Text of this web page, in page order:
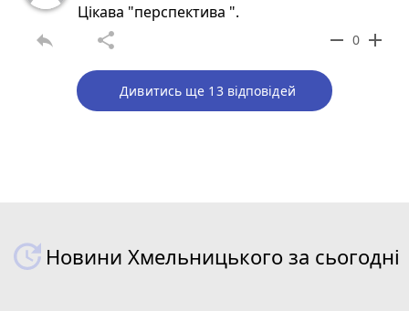
Цікава "перспектива ".
reply share remove 0 add
Дивитись ще 13 відповідей
Новини Хмельницького за сьогодні